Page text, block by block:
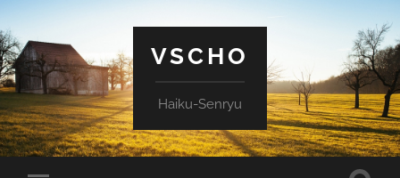
VSCHO
Haiku-Senryu